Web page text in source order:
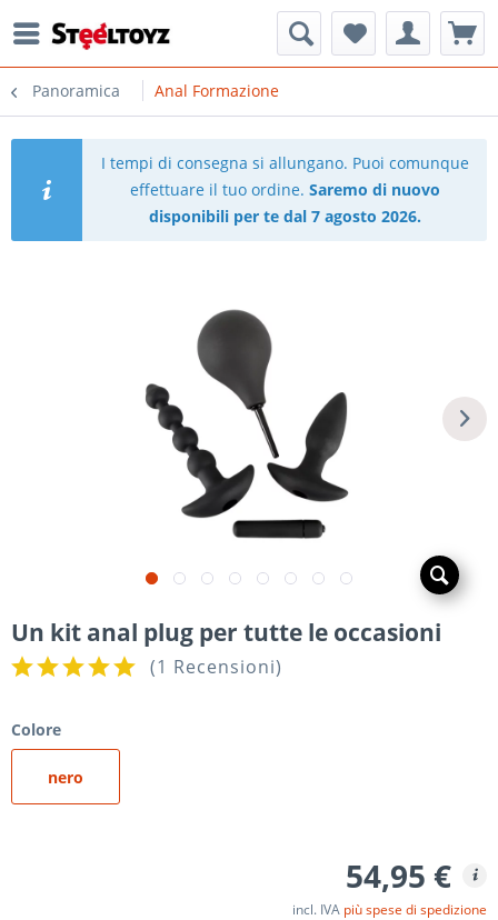
Panoramica Anal Formazione
I tempi di consegna si allungano. Puoi comunque
effettuare il tuo ordine. Saremo di nuovo
disponibili per te dal 7 agosto 2026.
Un kit anal plug per tutte le occasioni
(1 Recensioni)
Colore
nero
54,95 €
incl. IVA più spese di spedizione